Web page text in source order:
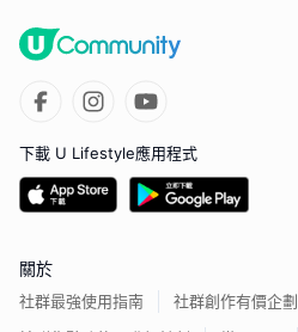
下載 U Lifestyle應用程式
關於
社群最強使用指南
社群創作有價企劃